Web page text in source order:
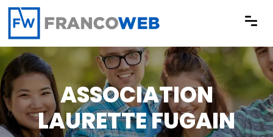
Panneau de gestion des cookies
ASSOCIATION
LAURETTE FUGAIN